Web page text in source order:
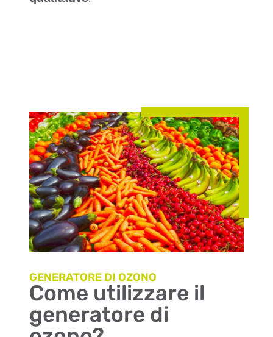
GENERATORE DI OZONO
Come utilizzare il
generatore di